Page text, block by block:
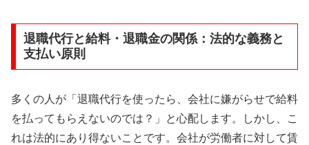
退職代行と給料・退職金の関係：法的な義務と
支払い原則
多くの人が「退職代行を使ったら、会社に嫌がらせで給料
を払ってもらえないのでは？」と心配します。しかし、こ
れは法的にあり得ないことです。会社が労働者に対して賃